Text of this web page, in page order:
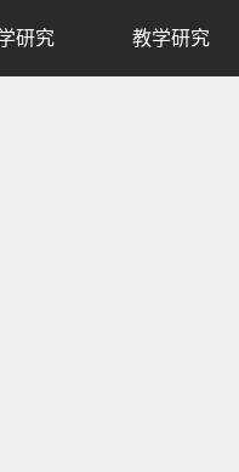
研究 教学研究